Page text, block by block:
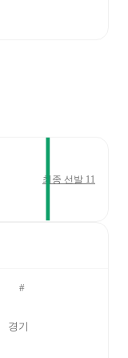
최종 선발 11
#
경기